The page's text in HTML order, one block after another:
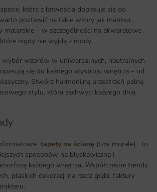
która z łatwością dopasuje się do
postawić na takie wzory jak marmur,
– w szczególności na akwarelowe
nigdy nie wyjdą z mody.
wybór wzorów w uniwersalnych, neutralnych
się do każdego wystroju wnętrza – od
Stwórz harmonijną przestrzeń pełną
stylu, która zachwyci każdego dnia
tapety na ścianę (tzw murale) to
sposobów na błyskawiczną i
każdego wnętrza. Współczesne trendy
płaskich dekoracji na rzecz głębi, faktury